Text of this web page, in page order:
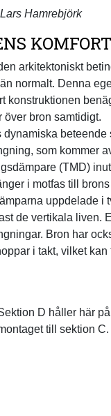
Hamrebjörk
KOMFORT
arkitektoniskt
normalt. Denna
konstruktionen
bron samtidigt.
som kommer
(TMD)
i motfas till
uppdelade i
de vertikala liven.
Bron har
i takt, vilket
D håller här
till sektion C.